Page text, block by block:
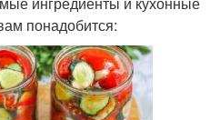
понадобится: